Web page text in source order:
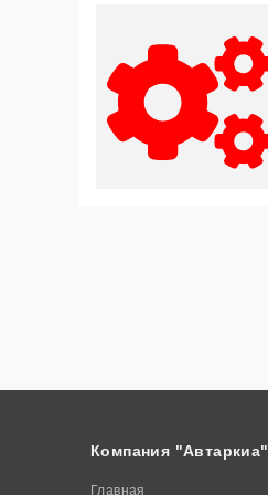
Компания "Автаркиа"
Главная